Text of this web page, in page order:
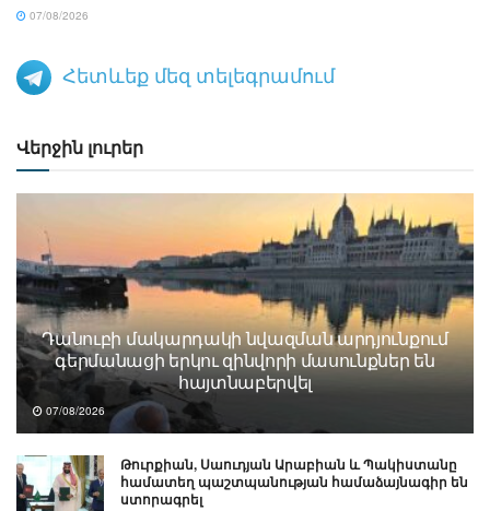
07/08/2026
Հետևեք մեզ տելեգրամում
Վերջին լուրեր
Դանուբի մակարդակի նվազման արդյունքում
գերմանացի երկու զինվորի մասունքներ են
հայտնաբերվել
07/08/2026
Թուրքիան, Սաուդյան Արաբիան և Պակիստանը
համատեղ պաշտպանության համաձայնագիր են
ստորագրել